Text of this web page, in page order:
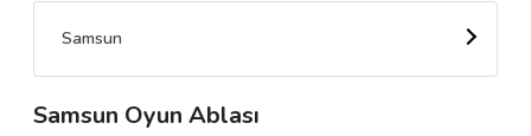
🌟 Müşteri Değerlendirmeleri
Samsun
Samsun Oyun Ablası